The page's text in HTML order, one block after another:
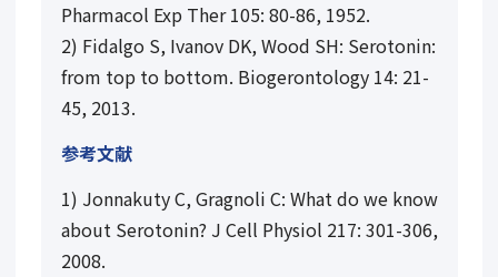
Pharmacol Exp Ther 105: 80-86, 1952.
2) Fidalgo S, Ivanov DK, Wood SH: Serotonin:
from top to bottom. Biogerontology 14: 21-
45, 2013.
参考文献
1) Jonnakuty C, Gragnoli C: What do we know
about Serotonin? J Cell Physiol 217: 301-306,
2008.